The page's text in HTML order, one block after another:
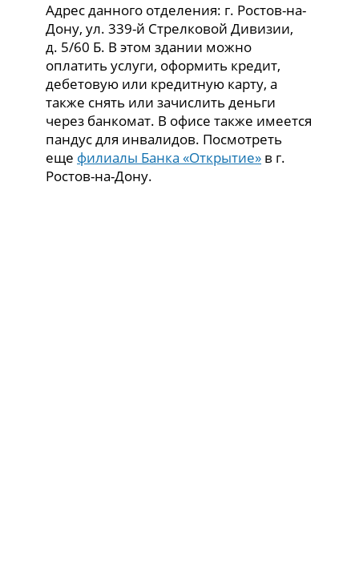
Адрес данного отделения: г. Ростов-на-
Дону, ул. 339-й Стрелковой Дивизии,
д. 5/60 Б. В этом здании можно
оплатить услуги, оформить кредит,
дебетовую или кредитную карту, а
также снять или зачислить деньги
через банкомат. В офисе также имеется
пандус для инвалидов. Посмотреть
еще филиалы Банка «Открытие» в г.
Ростов-на-Дону.